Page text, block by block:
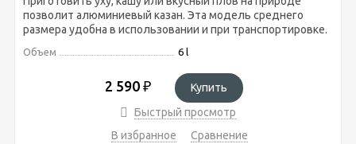
позволит алюминиевый казан. Эта модель среднего
размера удобна в использовании и при транспортировке.
Объем 6 l
2 590 ₽
Купить
Быстрый просмотр
В избранное
Сравнение